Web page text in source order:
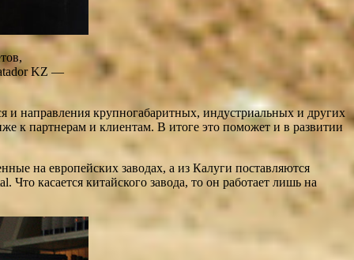
KZ —
и направления крупногабаритных, индустриальных и других
к партнерам и клиентам. В итоге это поможет и в развитии
на европейских заводах, а из Калуги поставляются
Что касается китайского завода, то он работает лишь на